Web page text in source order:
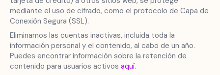
mediante el uso de cifrado, como el protocolo de Capa de
Conexión Segura (SSL).
Eliminamos las cuentas inactivas, incluida toda la
información personal y el contenido, al cabo de un año.
Puedes encontrar información sobre la retención de
contenido para usuarios activos aquí.